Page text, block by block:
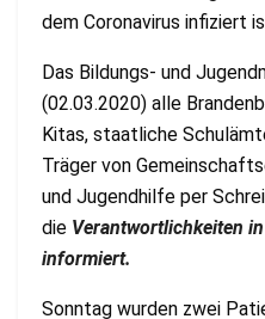
dem Coronavirus infiziert
Das Bildungs- und
(02.03.2020) alle
Kitas, staatliche
Träger von
und Jugendhilfe per
die Verantwortlichkeiten
informiert.
Sonntag wurden zwei